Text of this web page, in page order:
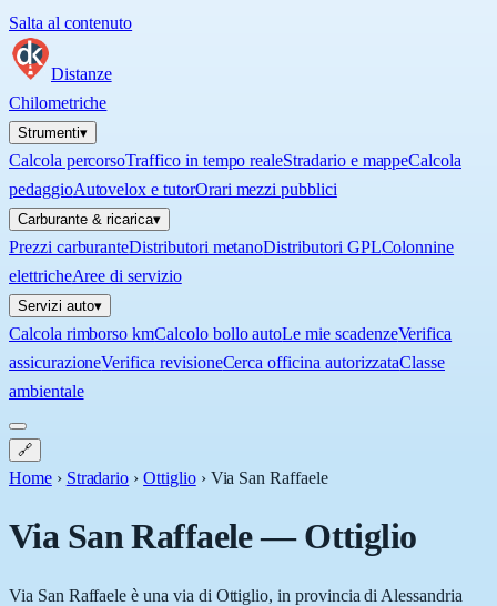
Salta al contenuto
Distanze
Chilometriche
Strumenti▾
Calcola percorsoTraffico in tempo realeStradario e mappeCalcola
pedaggioAutovelox e tutorOrari mezzi pubblici
Carburante & ricarica▾
Prezzi carburanteDistributori metanoDistributori GPLColonnine
elettricheAree di servizio
Servizi auto▾
Calcola rimborso kmCalcolo bollo autoLe mie scadenzeVerifica
assicurazioneVerifica revisioneCerca officina autorizzataClasse
ambientale
🔗
Home › Stradario › Ottiglio › Via San Raffaele
Via San Raffaele—Ottiglio
Via San Raffaele è una via di Ottiglio, in provincia di Alessandria